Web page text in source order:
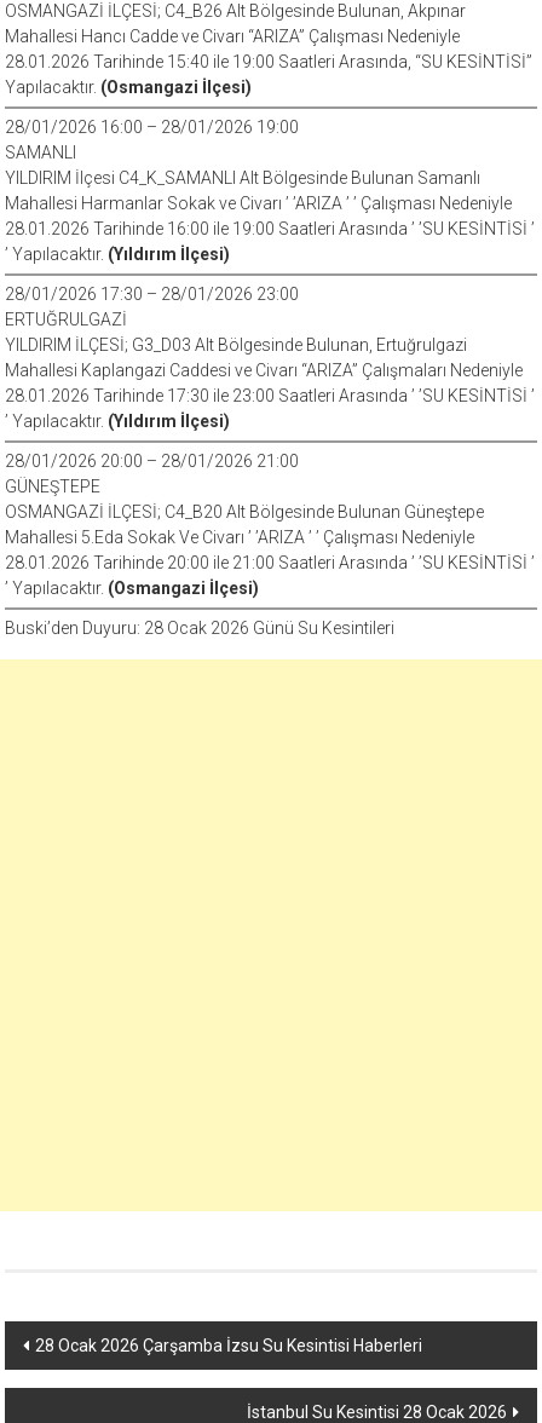
OSMANGAZİ İLÇESİ; C4_B26 Alt Bölgesinde Bulunan, Akpınar
Mahallesi Hancı Cadde ve Civarı “ARIZA” Çalışması Nedeniyle
28.01.2026 Tarihinde 15:40 ile 19:00 Saatleri Arasında, “SU KESİNTİSİ”
Yapılacaktır. (Osmangazi İlçesi)
28/01/2026 16:00 – 28/01/2026 19:00
SAMANLI
YILDIRIM İlçesi C4_K_SAMANLI Alt Bölgesinde Bulunan Samanlı
Mahallesi Harmanlar Sokak ve Civarı ’ ’ARIZA ’ ’ Çalışması Nedeniyle
28.01.2026 Tarihinde 16:00 ile 19:00 Saatleri Arasında ’ ’SU KESİNTİSİ ’
’ Yapılacaktır. (Yıldırım İlçesi)
28/01/2026 17:30 – 28/01/2026 23:00
ERTUĞRULGAZİ
YILDIRIM İLÇESİ; G3_D03 Alt Bölgesinde Bulunan, Ertuğrulgazi
Mahallesi Kaplangazi Caddesi ve Civarı “ARIZA” Çalışmaları Nedeniyle
28.01.2026 Tarihinde 17:30 ile 23:00 Saatleri Arasında ’ ’SU KESİNTİSİ ’
’ Yapılacaktır. (Yıldırım İlçesi)
28/01/2026 20:00 – 28/01/2026 21:00
GÜNEŞTEPE
OSMANGAZİ İLÇESİ; C4_B20 Alt Bölgesinde Bulunan Güneştepe
Mahallesi 5.Eda Sokak Ve Civarı ’ ’ARIZA ’ ’ Çalışması Nedeniyle
28.01.2026 Tarihinde 20:00 ile 21:00 Saatleri Arasında ’ ’SU KESİNTİSİ ’
’ Yapılacaktır. (Osmangazi İlçesi)
Buski’den Duyuru: 28 Ocak 2026 Günü Su Kesintileri
Yazı
dolaşımı
28 Ocak 2026 Çarşamba İzsu Su Kesintisi Haberleri
İstanbul Su Kesintisi 28 Ocak 2026